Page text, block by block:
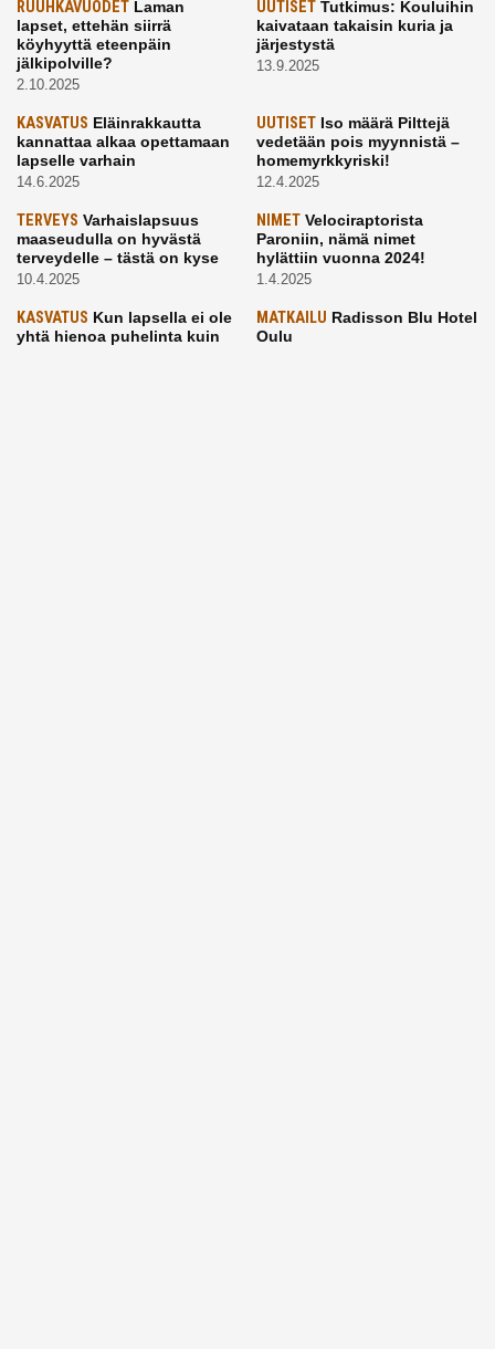
RUUHKAVUODET Laman
lapset, ettehän siirrä
köyhyyttä eteenpäin
jälkipolville?
2.10.2025
UUTISETTutkimus: Kouluihin
kaivataan takaisin kuria ja
järjestystä
13.9.2025
KASVATUS Eläinrakkautta
kannattaa alkaa opettamaan
lapselle varhain
14.6.2025
UUTISETIso määrä Pilttejä
vedetään pois myynnistä –
homemyrkkyriski!
12.4.2025
TERVEYS Varhaislapsuus
maaseudulla on hyvästä
terveydelle – tästä on kyse
10.4.2025
NIMETVelociraptorista
Paroniin, nämä nimet
hylättiin vuonna 2024!
1.4.2025
KASVATUS Kun lapsella ei ole
yhtä hienoa puhelinta kuin
MATKAILU Radisson Blu Hotel
Oulu